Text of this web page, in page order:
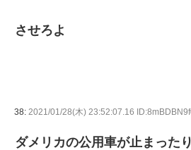
させろよ
38: 2021/01/28(木) 23:52:07.16
ダメリカの公用車が止まった